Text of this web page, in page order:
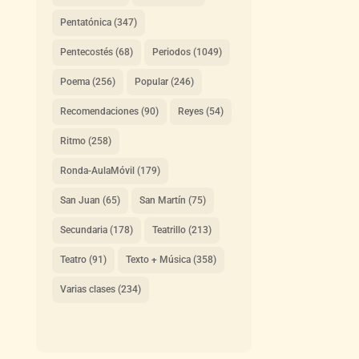
Pentatónica(347)
Pentecostés(68) Periodos(1049)
Poema(256) Popular(246)
Recomendaciones(90) Reyes(54)
Ritmo(258)
Ronda-AulaMóvil (179)
San Juan (65) San Martín (75)
Secundaria(178) Teatrillo(213)
Teatro(91) Texto + Música(358)
Varias clases(234)